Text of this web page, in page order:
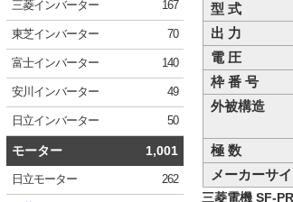
三菱インバーター 167
東芝インバーター 70
富士インバーター 140
安川 インバーター 49
日立インバーター 50
モーター 1,001
日立モーター 262
型 式
出 力
電 圧
枠 番 号
外被構造
極 数
メーカーサイ
三菱電機 SF-